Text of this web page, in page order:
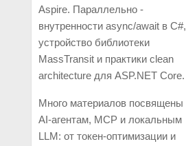
Aspire. Параллельно -
внутренности async/await в C#,
устройство библиотеки
MassTransit и практики clean
architecture для ASP.NET Core.
Много материалов посвящены
AI-агентам, MCP и локальным
LLM: от токен-оптимизации и